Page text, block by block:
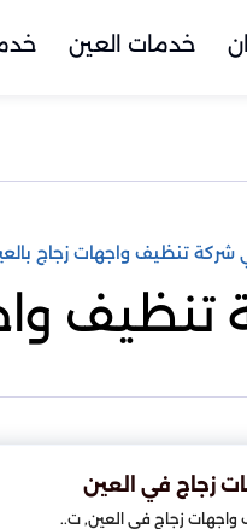
خدمات العين
شركة تنظيف واجهات زجاج
زجاج في العين
واجهات زجاج في العين, ت..